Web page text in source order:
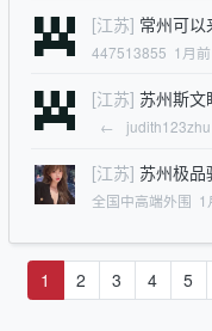
[江苏] 常州可以
447513855 1月前
[江苏] 苏州斯文
← judith123zhu
[江苏] 苏州极品
全国中高端外围 1
1 2 3 4 5